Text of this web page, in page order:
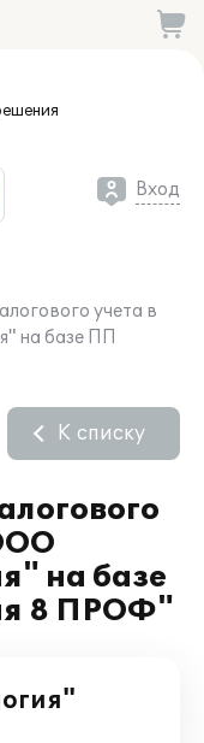
Вход
учета в
на базе ПП
на базе
8 ПРОФ"
К списку